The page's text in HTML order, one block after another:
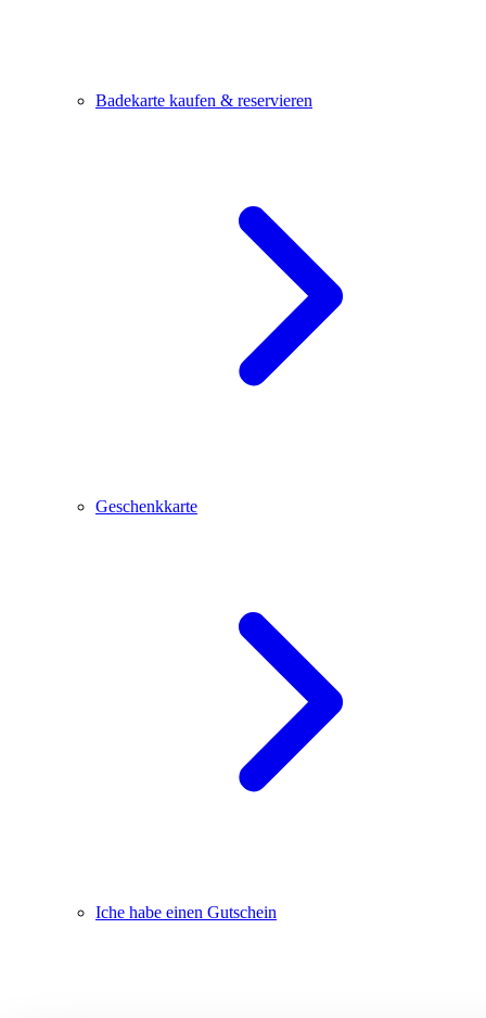
Badekarte kaufen & reservieren
Geschenkkarte
Iche habe einen Gutschein